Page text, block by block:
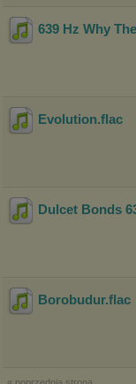
639 Hz Why
Evolution.flac
Dulcet Bonds
Borobudur.flac